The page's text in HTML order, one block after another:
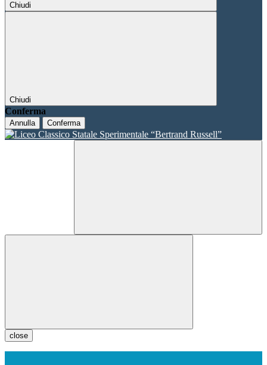
Chiudi
Chiudi
Conferma
Annulla Conferma
close